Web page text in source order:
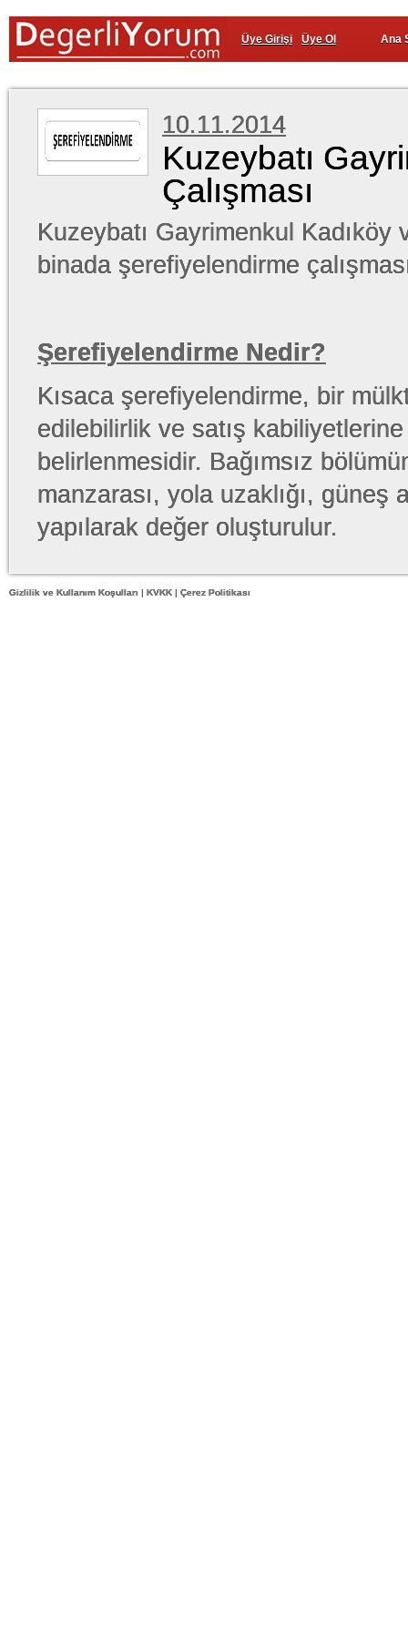
Üye Girişi Üye Ol Ana
10.11.2014
Kuzeybatı
Çalışması
Kuzeybatı Gayrimenkul
binada şerefiyelendirme
Şerefiyelendirme Nedir?
Kısaca şerefiyelendirme, bir
edilebilirlik ve satış
belirlenmesidir. Bağımsız
manzarası, yola uzaklığı,
yapılarak değer oluşturulur.
Gizlilik ve Kullanım Koşulları | KVKK | Çerez Politikası